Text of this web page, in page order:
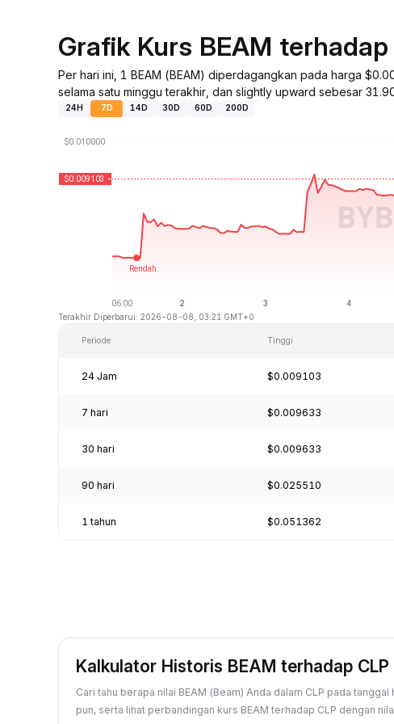
Grafik Kurs BEAM terhadap
Per hari ini, 1 BEAM (BEAM) diperdagangkan pada harga
selama satu minggu terakhir, dan slightly upward sebesar
24H 7D 14D 30D 60D 200D
Terakhir Diperbarui: 2026-08-08, 03:21 GMT+0
Periode Tinggi
24 Jam $0.009103
7 hari $0.009633
30 hari $0.009633
90 hari $0.025510
1 tahun $0.051362
Kalkulator Historis BEAM terhadap CLP
Cari tahu berapa nilai BEAM (Beam) Anda dalam CLP pada tanggal
pun, serta lihat perbandingan kurs BEAM terhadap CLP dengan